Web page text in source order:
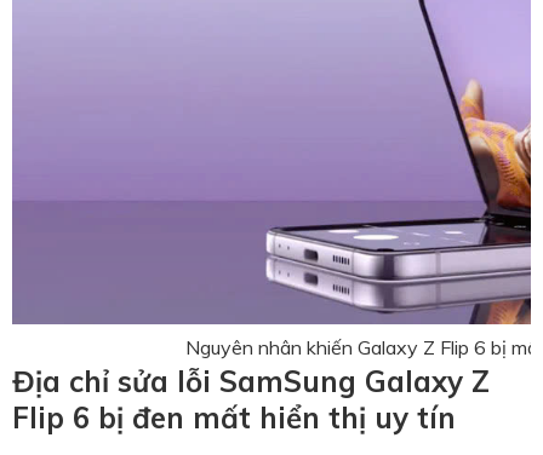
Nguyên nhân khiến Galaxy Z Flip 6 bị
Địa chỉ sửa lỗi SamSung Galaxy Z
Flip 6 bị đen mất hiển thị uy tín